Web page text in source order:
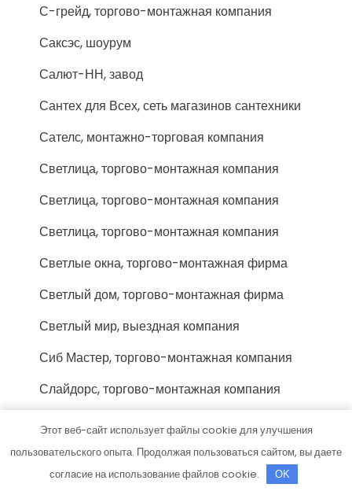
С-грейд, торгово-монтажная компания
Саксэс, шоурум
Салют-НН, завод
Сантех для Всех, сеть магазинов сантехники
Сателс, монтажно-торговая компания
Светлица, торгово-монтажная компания
Светлица, торгово-монтажная компания
Светлица, торгово-монтажная компания
Светлые окна, торгово-монтажная фирма
Светлый дом, торгово-монтажная фирма
Светлый мир, выездная компания
Сиб Мастер, торгово-монтажная компания
Слайдорс, торгово-монтажная компания
Смк Поток, торгово-монтажная фирма
Сок-Тольятти люкс, торгово-монтажная
Этот веб-сайт использует файлы cookie для улучшения
пользовательского опыта. Продолжая пользоваться сайтом, вы даете
согласие на использование файлов cookie.
OK